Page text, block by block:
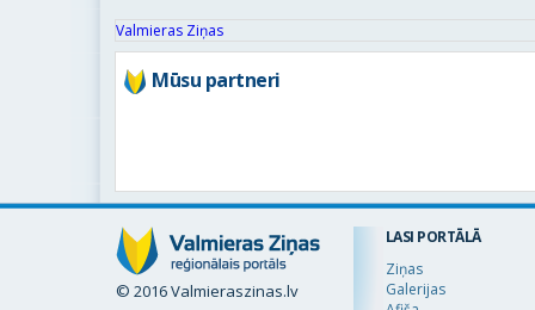
Valmieras Ziņas
Mūsu partneri
© 2016 Valmieraszinas.lv
LASI PORTĀLĀ
Ziņas
Galerijas